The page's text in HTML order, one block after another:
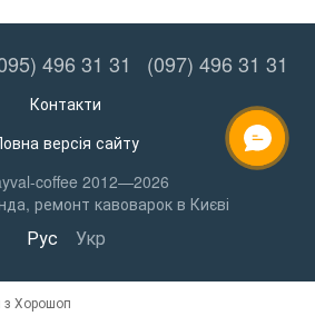
496 31 31 (097) 496 31 31
Контакти
версія сайту
coffee 2012—2026
ремонт кавоварок в Києві
Рус Укр
з Хорошоп
ОНЛАЙН ЧАТ